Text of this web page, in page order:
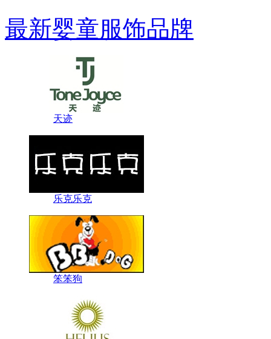
最新婴童服饰品牌
天迹
乐克乐克
笨笨狗